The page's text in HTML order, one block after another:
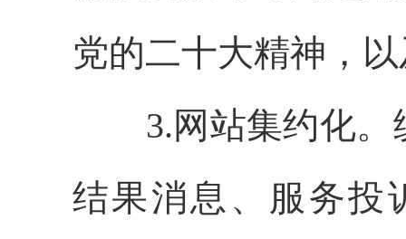
党的二十大精神，
3.网站集约化。
结果消息、服务投